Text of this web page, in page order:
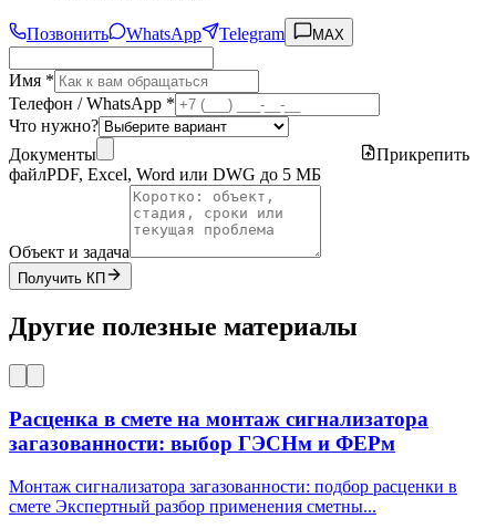
Позвонить WhatsApp Telegram MAX
Имя *
Телефон / WhatsApp *
Что нужно?
Документы
Прикрепить
файлPDF, Excel, Word или DWG до 5 МБ
Объект и задача
Получить КП
Другие полезные материалы
Расценка в смете на монтаж сигнализатора
загазованности: выбор ГЭСНм и ФЕРм
Монтаж сигнализатора загазованности: подбор расценки в
смете Экспертный разбор применения сметны...